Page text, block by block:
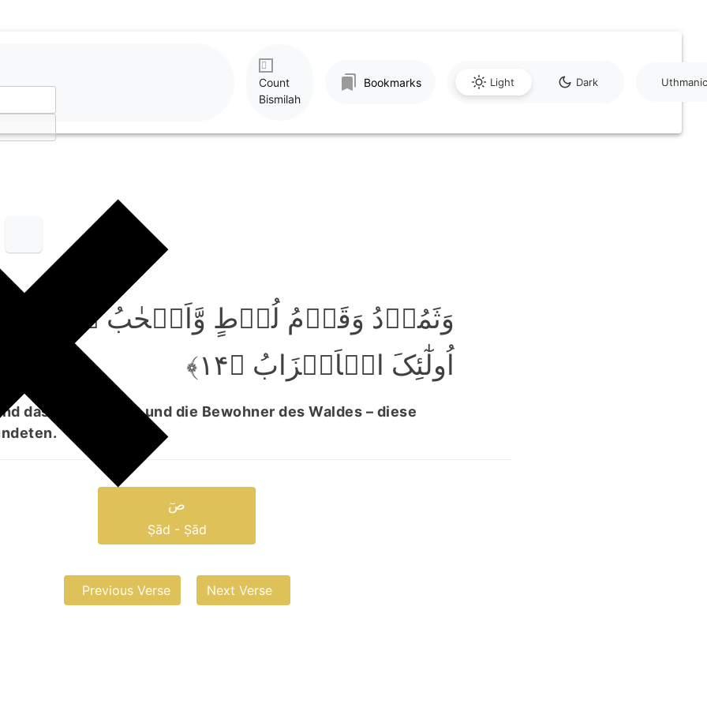
Count
Bismilah
Bookmarks Light Dark Uthmanic
وَثَمُوۡدُ وَقَوۡمُ لُوۡطٍ وَّاَصۡحٰبُ
اُولٰٓئِکَ الۡاَحۡزَابُ ﴿۱۴﴾
das Volk des Lot und die Bewohner des Waldes – diese
صٓ
Ṣād - Ṣād
Previous Verse Next Verse